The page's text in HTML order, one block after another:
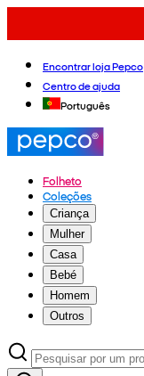
Encontrar loja Pepco
Centro de ajuda
Português
Folheto
Coleções
Criança
Mulher
Casa
Bebé
Homem
Outros